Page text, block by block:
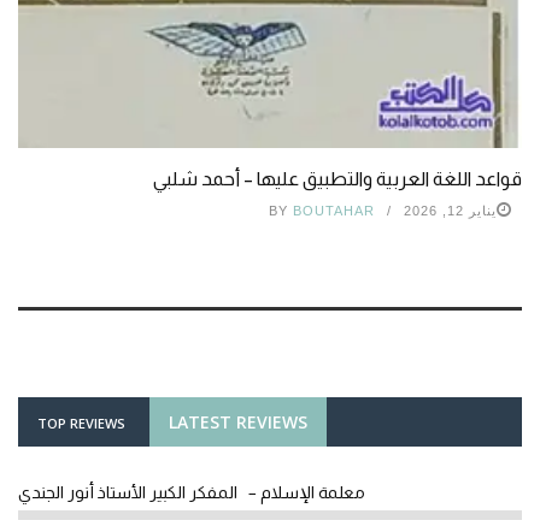
قواعد اللغة العربية والتطبيق عليها – أحمد شلبي
يناير 12, 2026 BY BOUTAHAR
LATEST REVIEWS
TOP REVIEWS
معلمة الإسلام – المفكر الكبير الأستاذ أنور الجندي